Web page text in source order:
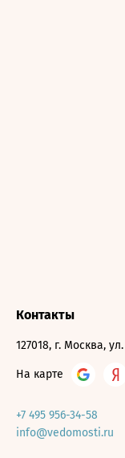
Контакты
127018, г. Москва,
На карте
+7 495 956-34-58
info@vedomosti.ru